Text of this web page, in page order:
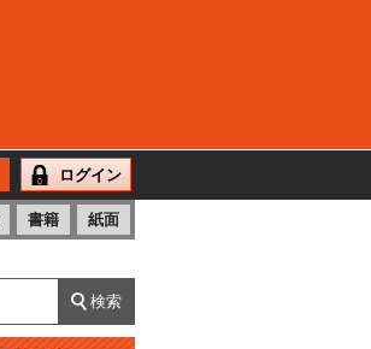
ログイン
書籍 紙面